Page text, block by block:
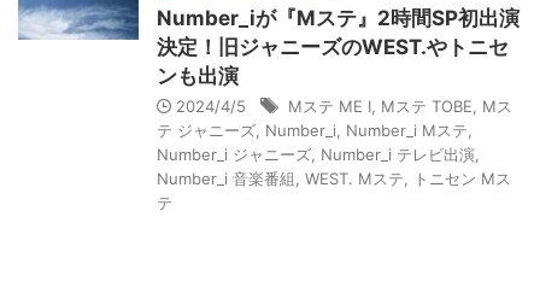
Number_iが『Mステ』2時間SP初出演
決定！旧ジャニーズのWEST.やトニセ
ンも出演
2024/4/5 Mステ ME I Mステ TOBE
Mス
テ ジャニーズ Number_i Number_i Mステ
Number_i ジャニーズ Number_i テレビ出演
Number_i 音楽番組
WEST. Mステ
トニセン Mス
テ